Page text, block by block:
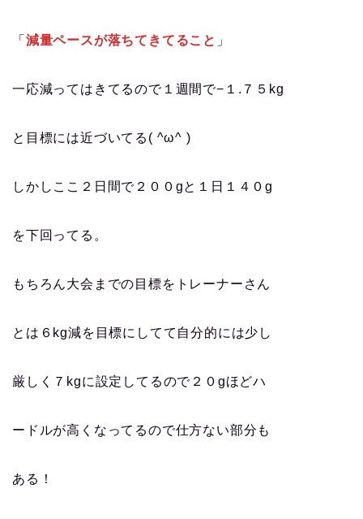
「 減量ペースが落ちてきてること 」
一応減ってはきてるので１週間で−１.７５kg
と目標には近づいてる( ^ω^ )
しかしここ２日間で２００gと１日１４０g
を下回ってる。
もちろん大会までの目標をトレーナーさん
とは６kg減を目標にしてて自分的には少し
厳しく７kgに設定してるので２０gほどハ
ードルが高くなってるので仕方ない部分も
ある！